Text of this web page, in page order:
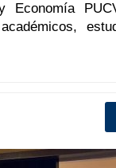
Economía